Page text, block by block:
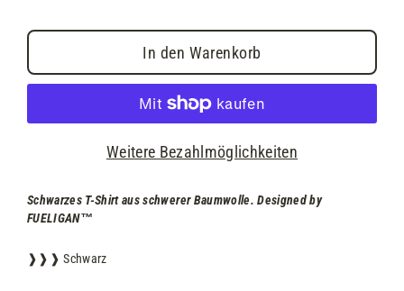
In den Warenkorb
Weitere Bezahlmöglichkeiten
Schwarzes T-Shirt aus schwerer Baumwolle. Designed by
FUELIGAN™
❱❱❱ Schwarz